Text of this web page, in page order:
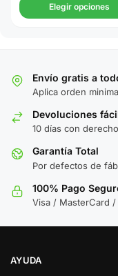
Elegir opciones
Envío gratis a
Aplica orden
Devoluciones
10 días con
Garantía Total
Por defectos de
100% Pago
Visa / MasterCard
AYUDA